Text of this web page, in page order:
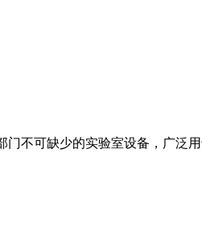
照培养箱是模拟自然
不可缺少的实验室设备，广泛